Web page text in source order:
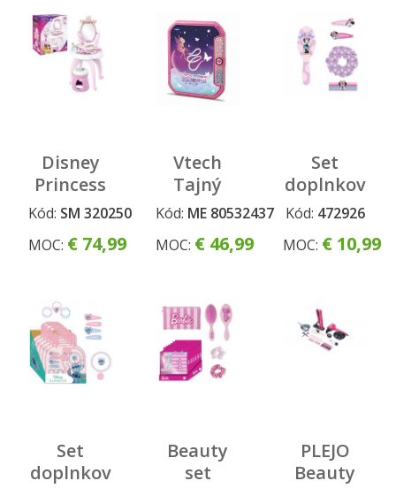
Disney
Princess
Toaletný
stoličkou
Kód: SM 320250
MOC: € 74,99
Vtech
Tajný
zápisník -
kódom
Kód: ME 80532437
MOC: € 46,99
Set
doplnkov
do vlasov
8ks
Kód: 472926
MOC: € 10,99
Set
doplnkov
Beauty
set
PLEJO
Beauty